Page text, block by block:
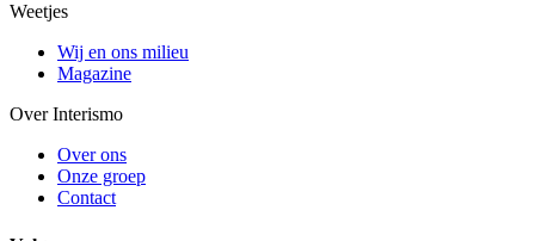
Weetjes
Wij en ons milieu
Magazine
Over Interismo
Over ons
Onze groep
Contact